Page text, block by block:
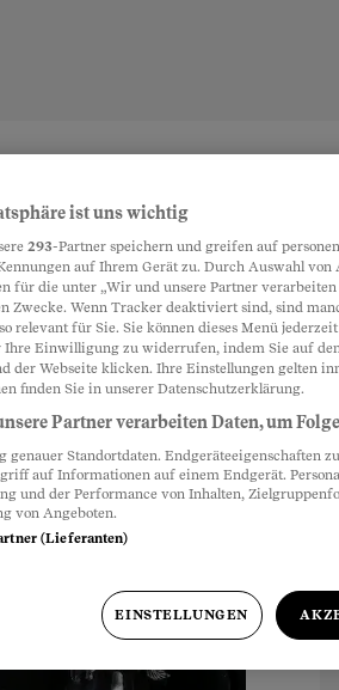
einfach zu
nach Hause
in das
das sich zunehmend
ist uns wichtig
293-Partner speichern und greifen auf
auf Ihrem Gerät zu. Durch Auswahl
für die unter „Wir und unsere Partner
Zwecke. Wenn Tracker deaktiviert sind, sind
relevant für Sie. Sie können dieses Menü
Ihre Einwilligung zu widerrufen, indem Sie auf
der Webseite klicken. Ihre Einstellungen gelten
finden Sie in unserer Datenschutzerklärung.
Partner verarbeiten Daten, um
genauer Standortdaten. Endgeräteeigenschaften
auf Informationen auf einem Endgerät.
und der Performance von Inhalten,
von Angeboten.
(Lieferanten)
EINSTELLUNGEN